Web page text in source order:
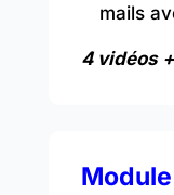
mails
4 vidéos